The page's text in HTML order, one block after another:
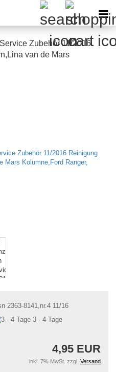
Zubehör 11/2016
van de Mars
2363-8141,nr.4 11/16
3 - 4 Tage
4,95 EUR
inkl. 7% MwSt. zzgl. Versand